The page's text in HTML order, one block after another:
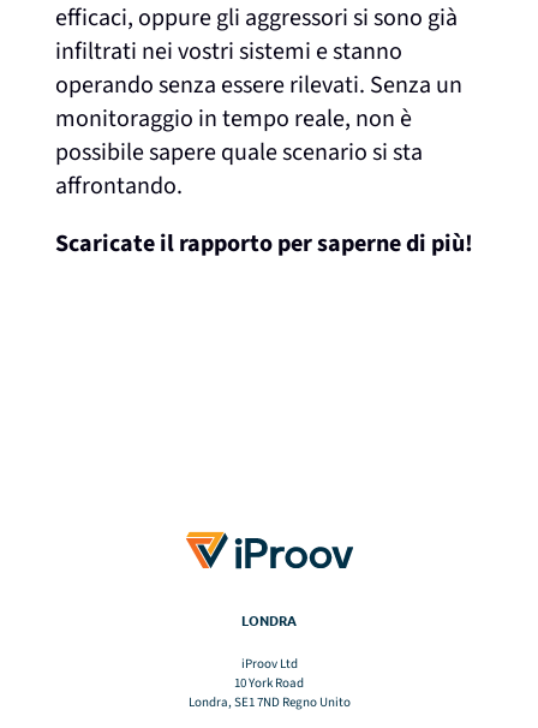
efficaci, oppure gli aggressori si sono già
infiltrati nei vostri sistemi e stanno
operando senza essere rilevati. Senza un
monitoraggio in tempo reale, non è
possibile sapere quale scenario si sta
affrontando.
Scaricate il rapporto per saperne di più!
LONDRA
iProov Ltd
10 York Road
Londra, SE1 7ND Regno Unito